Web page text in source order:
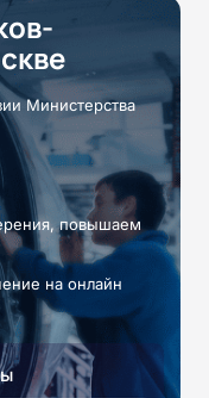
Министерства
повышаем
на онлайн